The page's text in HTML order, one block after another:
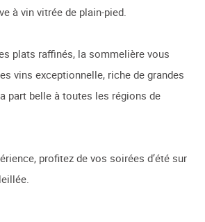
à vin vitrée de plain-pied.
plats raffinés, la sommelière vous
vins exceptionnelle, riche de grandes
part belle à toutes les régions de
profitez de vos soirées d’été sur